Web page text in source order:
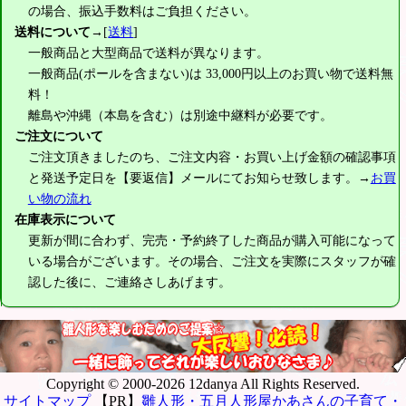
の場合、振込手数料はご負担ください。
送料について→[送料]
一般商品と大型商品で送料が異なります。
一般商品(ポールを含まない)は 33,000円以上のお買い物で送料無
料！
離島や沖縄（本島を含む）は別途中継料が必要です。
ご注文について
ご注文頂きましたのち、ご注文内容・お買い上げ金額の確認事項
と発送予定日を【要返信】メールにてお知らせ致します。→ お買
い物の流れ
在庫表示について
更新が間に合わず、完売・予約終了した商品が購入可能になって
いる場合がございます。その場合、ご注文を実際にスタッフが確
認した後に、ご連絡さしあげます。
Copyright © 2000-2026 12danya All Rights Reserved.
サイトマップ
【PR】 雛人形・五月人形屋かあさんの子育て・